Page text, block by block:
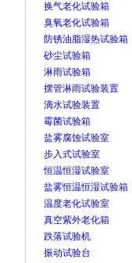
换气老化试验箱
臭氧老化试验箱
防锈油脂湿热试验箱
砂尘试验箱
淋雨试验箱
摆管淋雨试验装置
滴水试验装置
霉菌试验箱
盐雾腐蚀试验室
步入式试验室
恒温恒湿试验室
盐雾恒温恒湿试验箱
温度老化试验室
真空紫外老化箱
跌落试验机
振动试验台